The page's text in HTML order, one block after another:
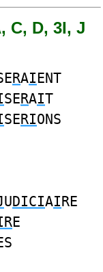
C, D, 3I, J
RAIENT
SERAIT
SERIONS
UDICIAIRE
E